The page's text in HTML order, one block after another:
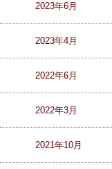
2023年6月
2023年4月
2022年6月
2022年3月
2021年10月